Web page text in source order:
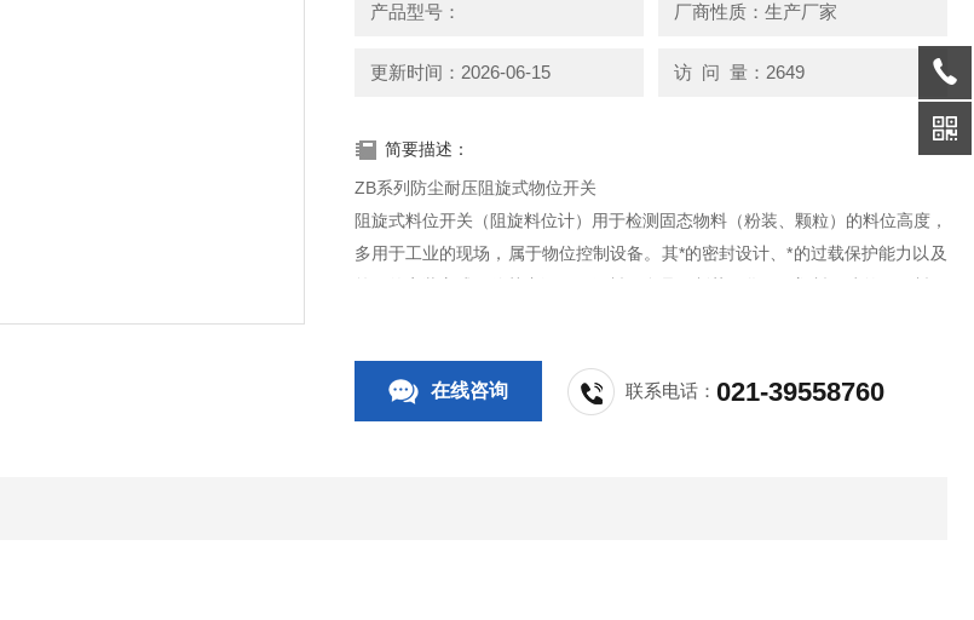
产品型号： 厂商性质：生产厂家
更新时间：2026-06-15 访 问 量：2649
简要描述：
ZB系列防尘耐压阻旋式物位开关
阻旋式料位开关（阻旋料位计）用于检测固态物料（粉装、颗粒）的料位高度，
多用于工业的现场，属于物位控制设备。其*的密封设计、*的过载保护能力以及
简易的安装方式，使其广泛用于饲料、食品、制药、化工、塑料、建筑、肥料等
在线咨询 联系电话：021-39558760